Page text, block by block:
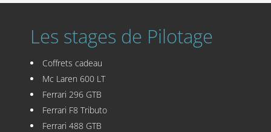
Les stages de Pilotage
Coffrets cadeau
Mc Laren 600 LT
Ferrari 296 GTB
Ferrari F8 Tributo
Ferrari 488 GTB